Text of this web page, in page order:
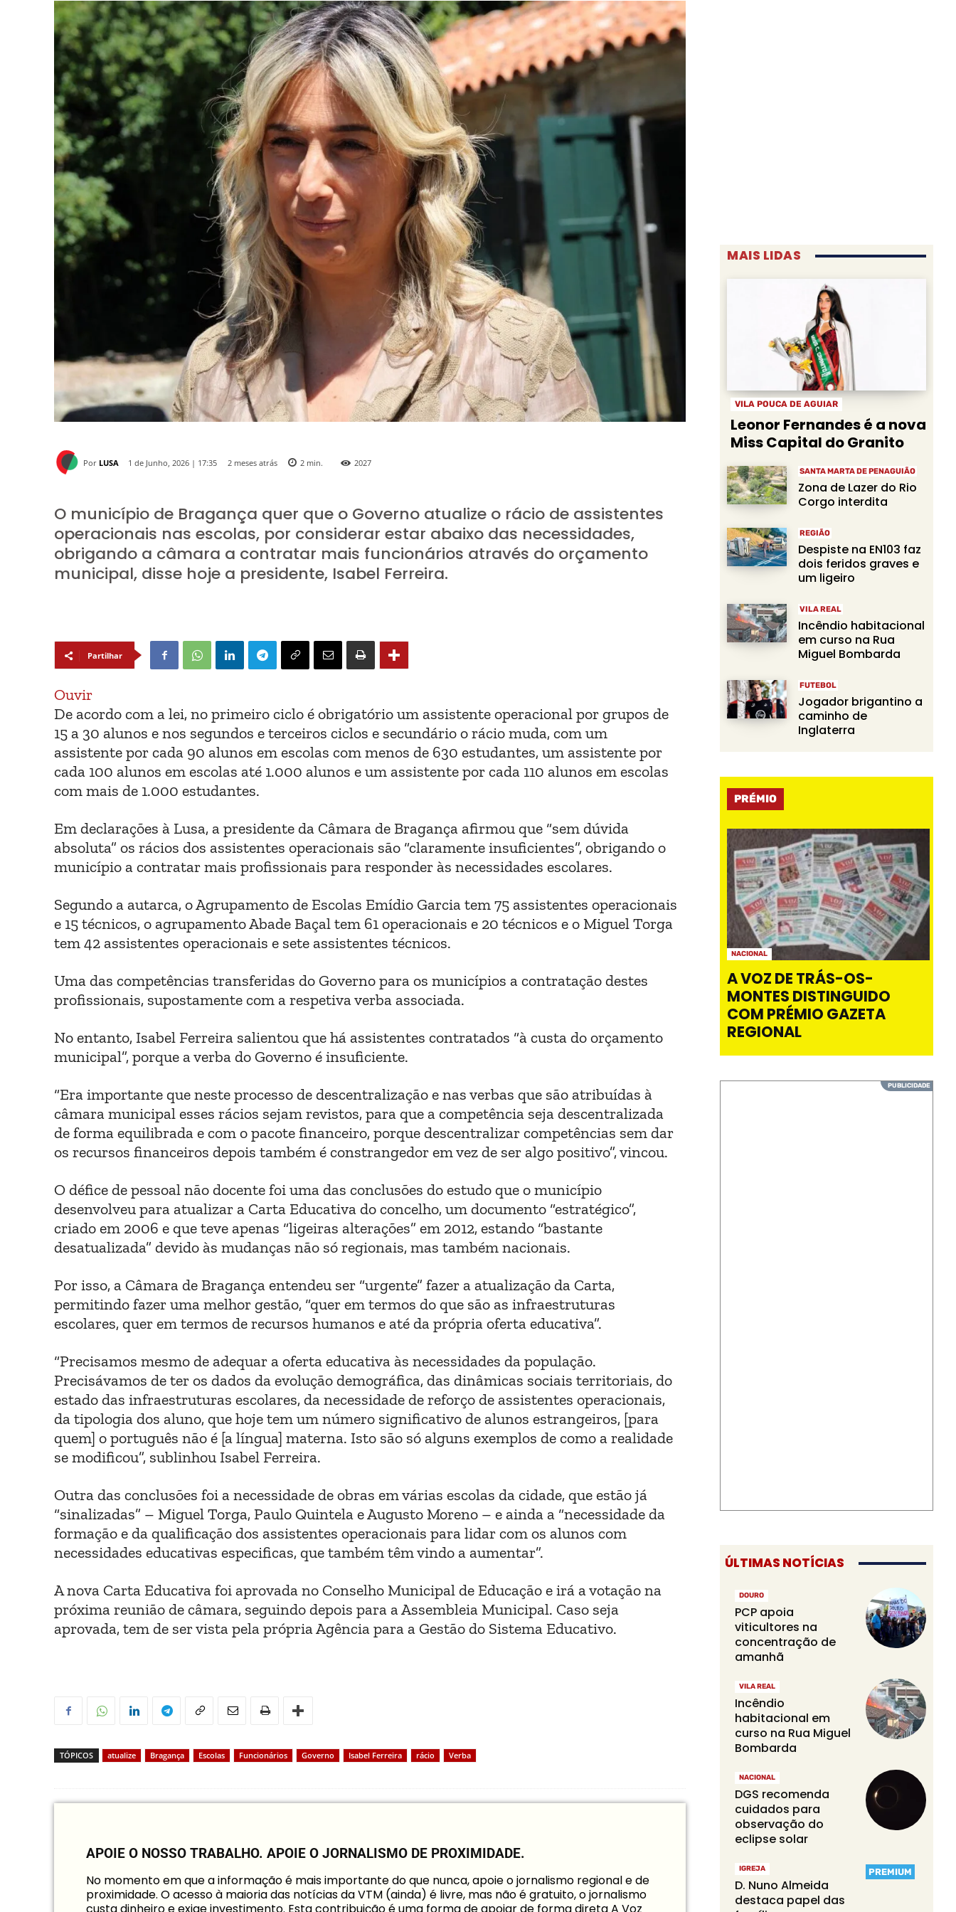
Por LUSA 1 de Junho, 2026 | 17:35 2 meses atrás 2 min. 2027
O município de Bragança quer que o Governo atualize o rácio de assistentes
operacionais nas escolas, por considerar estar abaixo das necessidades,
obrigando a câmara a contratar mais funcionários através do orçamento
municipal, disse hoje a presidente, Isabel Ferreira.
Partilhar
Ouvir
De acordo com a lei, no primeiro ciclo é obrigatório um assistente operacional por grupos de
15 a 30 alunos e nos segundos e terceiros ciclos e secundário o rácio muda, com um
assistente por cada 90 alunos em escolas com menos de 630 estudantes, um assistente por
cada 100 alunos em escolas até 1.000 alunos e um assistente por cada 110 alunos em escolas
com mais de 1.000 estudantes.
Em declarações à Lusa, a presidente da Câmara de Bragança afirmou que “sem dúvida
absoluta” os rácios dos assistentes operacionais são “claramente insuficientes”, obrigando o
município a contratar mais profissionais para responder às necessidades escolares.
Segundo a autarca, o Agrupamento de Escolas Emídio Garcia tem 75 assistentes operacionais
e 15 técnicos, o agrupamento Abade Baçal tem 61 operacionais e 20 técnicos e o Miguel Torga
tem 42 assistentes operacionais e sete assistentes técnicos.
Uma das competências transferidas do Governo para os municípios a contratação destes
profissionais, supostamente com a respetiva verba associada.
No entanto, Isabel Ferreira salientou que há assistentes contratados “à custa do orçamento
municipal”, porque a verba do Governo é insuficiente.
“Era importante que neste processo de descentralização e nas verbas que são atribuídas à
câmara municipal esses rácios sejam revistos, para que a competência seja descentralizada
de forma equilibrada e com o pacote financeiro, porque descentralizar competências sem dar
os recursos financeiros depois também é constrangedor em vez de ser algo positivo”, vincou.
O défice de pessoal não docente foi uma das conclusões do estudo que o município
desenvolveu para atualizar a Carta Educativa do concelho, um documento “estratégico”,
criado em 2006 e que teve apenas “ligeiras alterações” em 2012, estando “bastante
desatualizada” devido às mudanças não só regionais, mas também nacionais.
Por isso, a Câmara de Bragança entendeu ser “urgente” fazer a atualização da Carta,
permitindo fazer uma melhor gestão, “quer em termos do que são as infraestruturas
escolares, quer em termos de recursos humanos e até da própria oferta educativa”.
“Precisamos mesmo de adequar a oferta educativa às necessidades da população.
Precisávamos de ter os dados da evolução demográfica, das dinâmicas sociais territoriais, do
estado das infraestruturas escolares, da necessidade de reforço de assistentes operacionais,
da tipologia dos aluno, que hoje tem um número significativo de alunos estrangeiros, [para
quem] o português não é [a língua] materna. Isto são só alguns exemplos de como a realidade
se modificou”, sublinhou Isabel Ferreira.
Outra das conclusões foi a necessidade de obras em várias escolas da cidade, que estão já
“sinalizadas” – Miguel Torga, Paulo Quintela e Augusto Moreno – e ainda a “necessidade da
formação e da qualificação dos assistentes operacionais para lidar com os alunos com
necessidades educativas especificas, que também têm vindo a aumentar”.
A nova Carta Educativa foi aprovada no Conselho Municipal de Educação e irá a votação na
próxima reunião de câmara, seguindo depois para a Assembleia Municipal. Caso seja
aprovada, tem de ser vista pela própria Agência para a Gestão do Sistema Educativo.
TÓPICOS atualize Bragança Escolas Funcionários Governo Isabel Ferreira rácio Verba
APOIE O NOSSO TRABALHO. APOIE O JORNALISMO DE PROXIMIDADE.
No momento em que a informação é mais importante do que nunca, apoie o jornalismo regional e de
proximidade. O acesso à maioria das notícias da VTM (ainda) é livre, mas não é gratuito, o jornalismo
MAIS LIDAS
VILA POUCA DE AGUIAR
Leonor Fernandes é a nova
Miss Capital do Granito
SANTA MARTA DE PENAGUIÃO
Zona de Lazer do Rio
Corgo interdita
REGIÃO
Despiste na EN103 faz
dois feridos graves e
um ligeiro
VILA REAL
Incêndio habitacional
em curso na Rua
Miguel Bombarda
FUTEBOL
Jogador brigantino a
caminho de
Inglaterra
PRÉMIO
NACIONAL
A VOZ DE TRÁS-OS-
MONTES DISTINGUIDO
COM PRÉMIO GAZETA
REGIONAL
ÚLTIMAS NOTÍCIAS
DOURO
PCP apoia
viticultores na
concentração de
amanhã
VILA REAL
Incêndio
habitacional em
curso na Rua Miguel
Bombarda
NACIONAL
DGS recomenda
cuidados para
observação do
eclipse solar
PREMIUM
IGREJA
D. Nuno Almeida
destaca papel das